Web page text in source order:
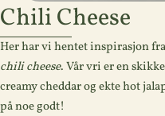
Chili Cheese
Her har vi hentet inspirasjon
chili cheese. Vår vri er en
creamy cheddar og ekte hot
på noe godt!